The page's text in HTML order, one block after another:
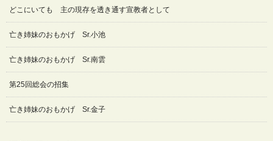
どこにいても 主の現存を透き通す宣教者として
亡き姉妹のおもかげ Sr.小池
亡き姉妹のおもかげ Sr.南雲
第25回総会の招集
亡き姉妹のおもかげ Sr.金子